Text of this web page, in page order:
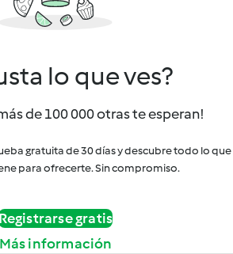
lo que ves?
de 100 000 otras te esperan!
gratuita de 30 días y descubre todo lo que
para ofrecerte. Sin compromiso.
gratis
Más información